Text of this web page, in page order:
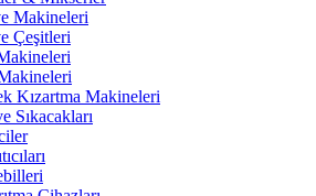
Makineleri
Çeşitleri
Kızartma Makineleri
Sıkacakları